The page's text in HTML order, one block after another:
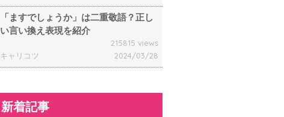
「ますでしょうか」は二重敬語？正し
い言い換え表現を紹介
215815 views
キャリコツ
2024/03/28
新着記事